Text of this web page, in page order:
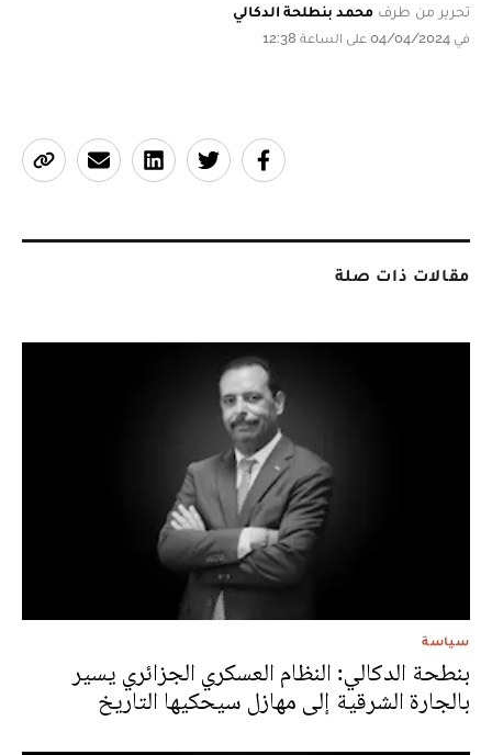
تحرير من طرف محمد بنطلحة الدكالي
في 04/04/2024 على الساعة 12:38
مقالات ذات صلة
سياسة
بنطحة الدكالي: النظام العسكري الجزائري يسير
بالجارة الشرقية إلى مهازل سيحكيها التاريخ